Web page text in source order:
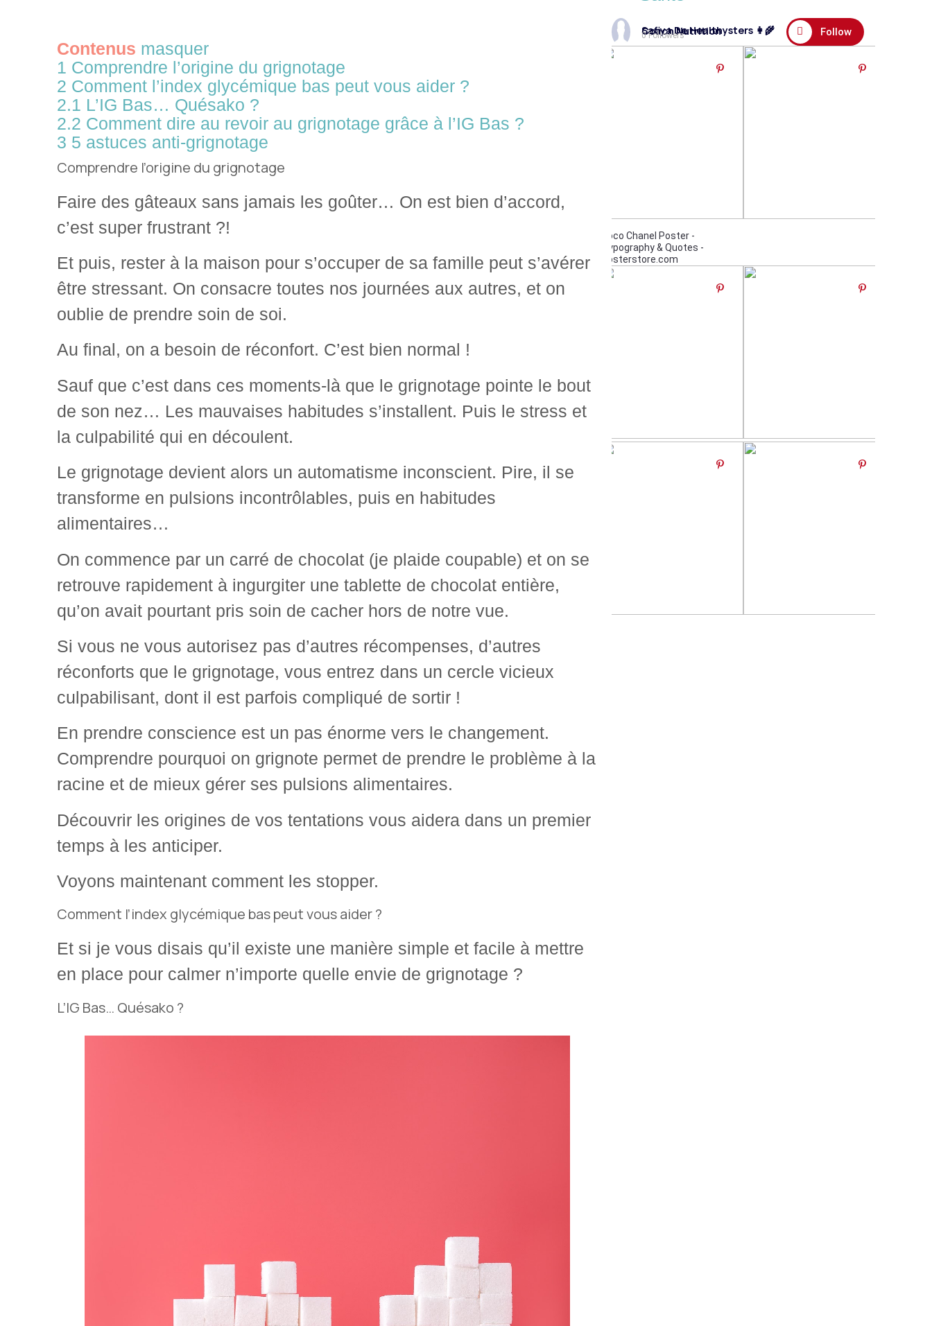
Contenus masquer
1 Comprendre l’origine du grignotage
2 Comment l’index glycémique bas peut vous aider ?
2.1 L’IG Bas… Quésako ?
2.2 Comment dire au revoir au grignotage grâce à l’IG Bas ?
3 5 astuces anti-grignotage
Comprendre l’origine du grignotage
Faire des gâteaux sans jamais les goûter… On est bien d’accord,
c’est super frustrant ?!
Et puis, rester à la maison pour s’occuper de sa famille peut s’avérer
être stressant. On consacre toutes nos journées aux autres, et on
oublie de prendre soin de soi.
Au final, on a besoin de réconfort. C’est bien normal !
Sauf que c’est dans ces moments-là que le grignotage pointe le bout
de son nez… Les mauvaises habitudes s’installent. Puis le stress et
la culpabilité qui en découlent.
Le grignotage devient alors un automatisme inconscient. Pire, il se
transforme en pulsions incontrôlables, puis en habitudes
alimentaires…
On commence par un carré de chocolat (je plaide coupable) et on se
retrouve rapidement à ingurgiter une tablette de chocolat entière,
qu’on avait pourtant pris soin de cacher hors de notre vue.
Si vous ne vous autorisez pas d’autres récompenses, d’autres
réconforts que le grignotage, vous entrez dans un cercle vicieux
culpabilisant, dont il est parfois compliqué de sortir !
En prendre conscience est un pas énorme vers le changement.
Comprendre pourquoi on grignote permet de prendre le problème à la
racine et de mieux gérer ses pulsions alimentaires.
Découvrir les origines de vos tentations vous aidera dans un premier
temps à les anticiper.
Voyons maintenant comment les stopper.
Comment l’index glycémique bas peut vous aider ?
Et si je vous disais qu’il existe une manière simple et facile à mettre
en place pour calmer n’importe quelle envie de grignotage ?
L’IG Bas… Quésako ?
Safiya De Healthysters 👩‍🌾 Coach Nutrition
0 Followers Follow
Coco Chanel Poster -
Typography & Quotes -
Posterstore.com